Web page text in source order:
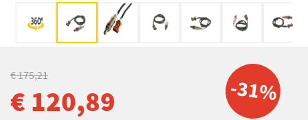
-31%
€ 175,21
€ 120,89